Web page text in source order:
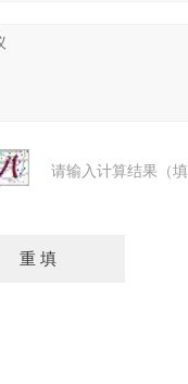
请输入计算结果（